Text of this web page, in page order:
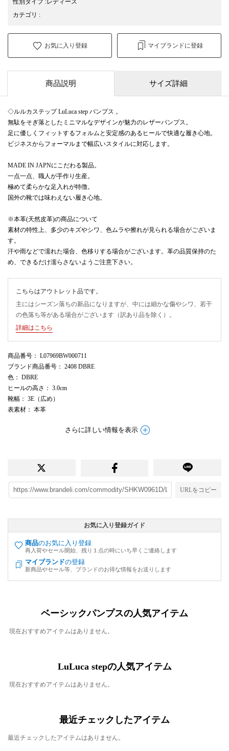
カテゴリ :
お気に入り登録 マイブランドに登録
商品説明 サイズ詳細
◇ルルカステップ LuLuca step パンプス 。
無駄をそぎ落としたミニマルなデザインが魅力のレザーパンプス。
足に優しくフィットするフォルムと安定感のあるヒールで快適な履き心地。
ビジネスからフォーマルまで幅広いスタイルに対応します。
MADE IN JAPNにこだわる製品。
一点一点、職人が手作り生産。
極めて柔らかな足入れが特徴。
国外の靴では味わえない履き心地。
※本革(天然皮革)の商品について
素材の特性上、多少のキズやシワ、色ムラや擦れが見られる場合がございま
す。
汗や雨などで濡れた場合、色移りする場合がございます。革の品質保持のた
め、できるだけ濡らさないようご注意下さい。
こちらはアウトレット品です。
主にはシーズン落ちの新品になりますが、中には細かな傷やシワ、若干
の色落ち等がある場合がございます（訳あり品を除く）。
詳細はこちら
商品番号 ： L07969BW000711
ブランド商品番号 ： 2408 DBRE
色 ： DBRE
ヒールの高さ ： 3.0cm
靴幅 ： 3E（広め）
表素材 ： 本革
さらに詳しい情報を表示
URLをコピー
お気に入り登録ガイド
商品のお気に入り登録
再入荷やセール開始、残り１点の時にいち早くご連絡します
マイブランドの登録
新商品やセール等、ブランドのお得な情報をお送りします
ベーシックパンプスの人気アイテム
現在おすすめアイテムはありません。
LuLuca stepの人気アイテム
現在おすすめアイテムはありません。
最近チェックしたアイテム
最近チェックしたアイテムはありません。